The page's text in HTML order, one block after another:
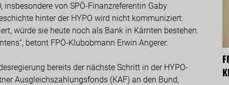
insbesondere von SPÖ-Finanzreferentin Gaby
hinter der HYPO wird nicht kommuniziert:
würde sie heute noch als Bank in Kärnten bestehen.
betont FPÖ-Klubobmann Erwin Angerer.
bereits der nächste Schritt in der HYPO-
Ausgleichszahlungsfonds (KAF) an den Bund,